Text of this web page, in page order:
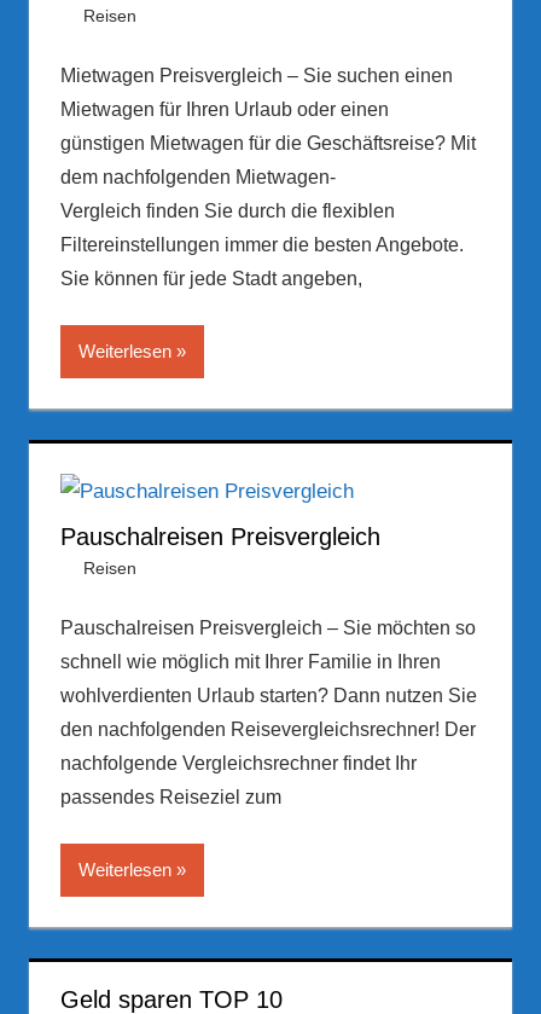
22. März 2017
Hubert Woldrich
Reisen
Mietwagen Preisvergleich – Sie suchen einen
Mietwagen für Ihren Urlaub oder einen
günstigen Mietwagen für die Geschäftsreise? Mit
dem nachfolgenden Mietwagen-
Vergleich finden Sie durch die flexiblen
Filtereinstellungen immer die besten Angebote.
Sie können für jede Stadt angeben,
Weiterlesen
Pauschalreisen Preisvergleich
21. März 2017
Hubert Woldrich
Reisen
Pauschalreisen Preisvergleich – Sie möchten so
schnell wie möglich mit Ihrer Familie in Ihren
wohlverdienten Urlaub starten? Dann nutzen Sie
den nachfolgenden Reisevergleichsrechner! Der
nachfolgende Vergleichsrechner findet Ihr
passendes Reiseziel zum
Weiterlesen
Geld sparen TOP 10